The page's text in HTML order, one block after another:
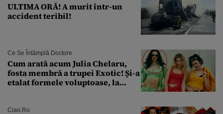
ULTIMA ORĂ! A murit într-un
accident teribil!
Ce Se Întâmplă Doctore
Cum arată acum Julia Chelaru,
fosta membră a trupei Exotic! Și-a
etalat formele voluptoase, la
Ciao.ro